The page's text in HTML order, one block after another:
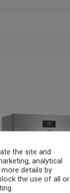
the site and
analytical
details by
the use of all or